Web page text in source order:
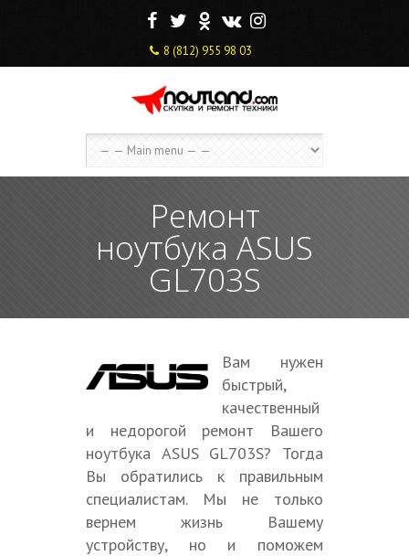
F T O V I
8 (812) 955 98 03
Ремонт
ноутбука ASUS
GL703S
Вам нужен
быстрый,
качественный
и недорогой ремонт Вашего
ноутбука ASUS GL703S? Тогда
Вы обратились к правильным
специалистам. Мы не только
вернем жизнь Вашему
устройству, но и поможем